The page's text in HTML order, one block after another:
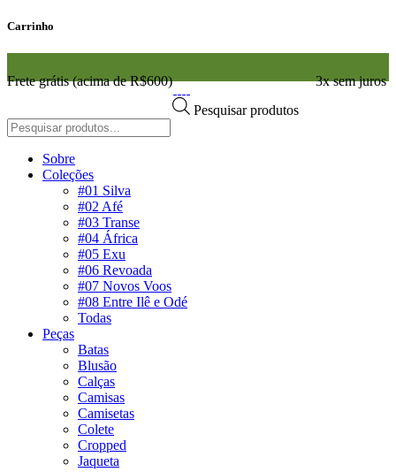
Carrinho
Frete grátis (acima de R$600)
3x sem juros
Pesquisar produtos
Sobre
Coleções
#01 Silva
#02 Afé
#03 Transe
#04 África
#05 Exu
#06 Revoada
#07 Novos Voos
#08 Entre Ilê e Odé
Todas
Peças
Batas
Blusão
Calças
Camisas
Camisetas
Colete
Cropped
Jaqueta